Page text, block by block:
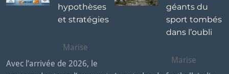
hypothèses
et stratégies
Marise
Avec l’arrivée de 2026, le
géants du
sport tombés
dans l’oubli
Marise